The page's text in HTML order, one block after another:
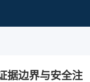
据边界与安全注